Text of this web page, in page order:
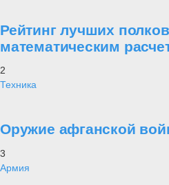
Рейтинг лучших
математическим
2
Техника
Оружие афганской
3
Армия